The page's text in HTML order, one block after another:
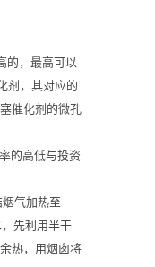
的，最高可以
剂，其对应的
催化剂的微孔
的高低与投资
气加热至
先利用半干
热，用烟囱将